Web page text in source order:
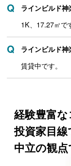
ラインビルド
1K、17.27㎡で
ラインビルド
賃貸中です。
経験豊富
投資家目線
中立の観